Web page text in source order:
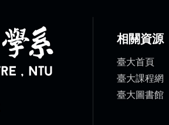
相關資源
臺大首頁
臺大課程網
臺大圖書館